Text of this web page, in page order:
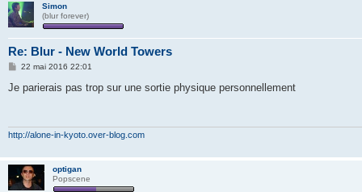
Simon
(blur forever)
Re: Blur - New World Towers
M
s
22 mai 2016 22:01
Je parierais pas trop sur une sortie physique personnellement
http://alone-in-kyoto.over-blog.com
optigan
Popscene